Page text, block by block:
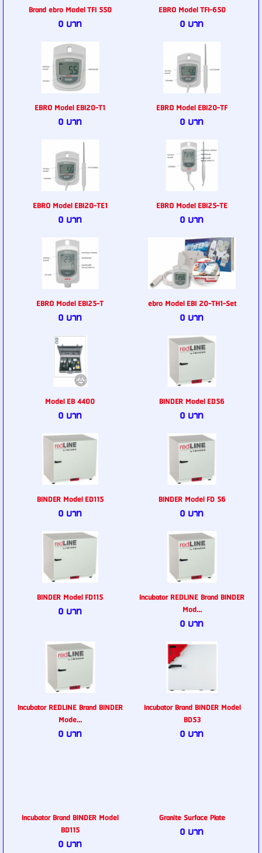
Brand ebro Model TFI 550
0 บาท
EBRO Model TFI-650
0 บาท
EBRO Model EBI20-T1
0 บาท
EBRO Model EBI20-TF
0 บาท
EBRO Model EBI20-TE1
0 บาท
EBRO Model EBI25-TE
0 บาท
EBRO Model EBI25-T
0 บาท
ebro Model EBI 20-TH1-Set
0 บาท
Model EB 4400
0 บาท
BINDER Model ED56
0 บาท
BINDER Model ED115
0 บาท
BINDER Model FD 56
0 บาท
BINDER Model FD115
0 บาท
Incubator REDLINE Brand BINDER
Mod...
0 บาท
Incubator REDLINE Brand BINDER
Mode...
0 บาท
Incubator Brand BINDER Model
BD53
0 บาท
Incubator Brand BINDER Model
BD115
0 บาท
Granite Surface Plate
0 บาท